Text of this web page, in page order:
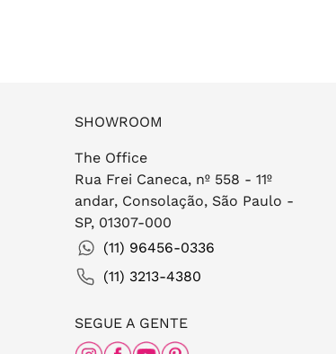
SHOWROOM
The Office
Rua Frei Caneca, nº 558 - 11º
andar, Consolação, São Paulo -
SP, 01307-000
(11) 96456-0336
(11) 3213-4380
SEGUE A GENTE